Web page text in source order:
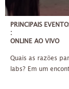
PRINCIPAIS
:
ONLINE AO VIVO
Quais as razões
labs? Em um